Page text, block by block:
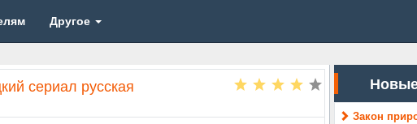
Другое
сериал русская
Закон